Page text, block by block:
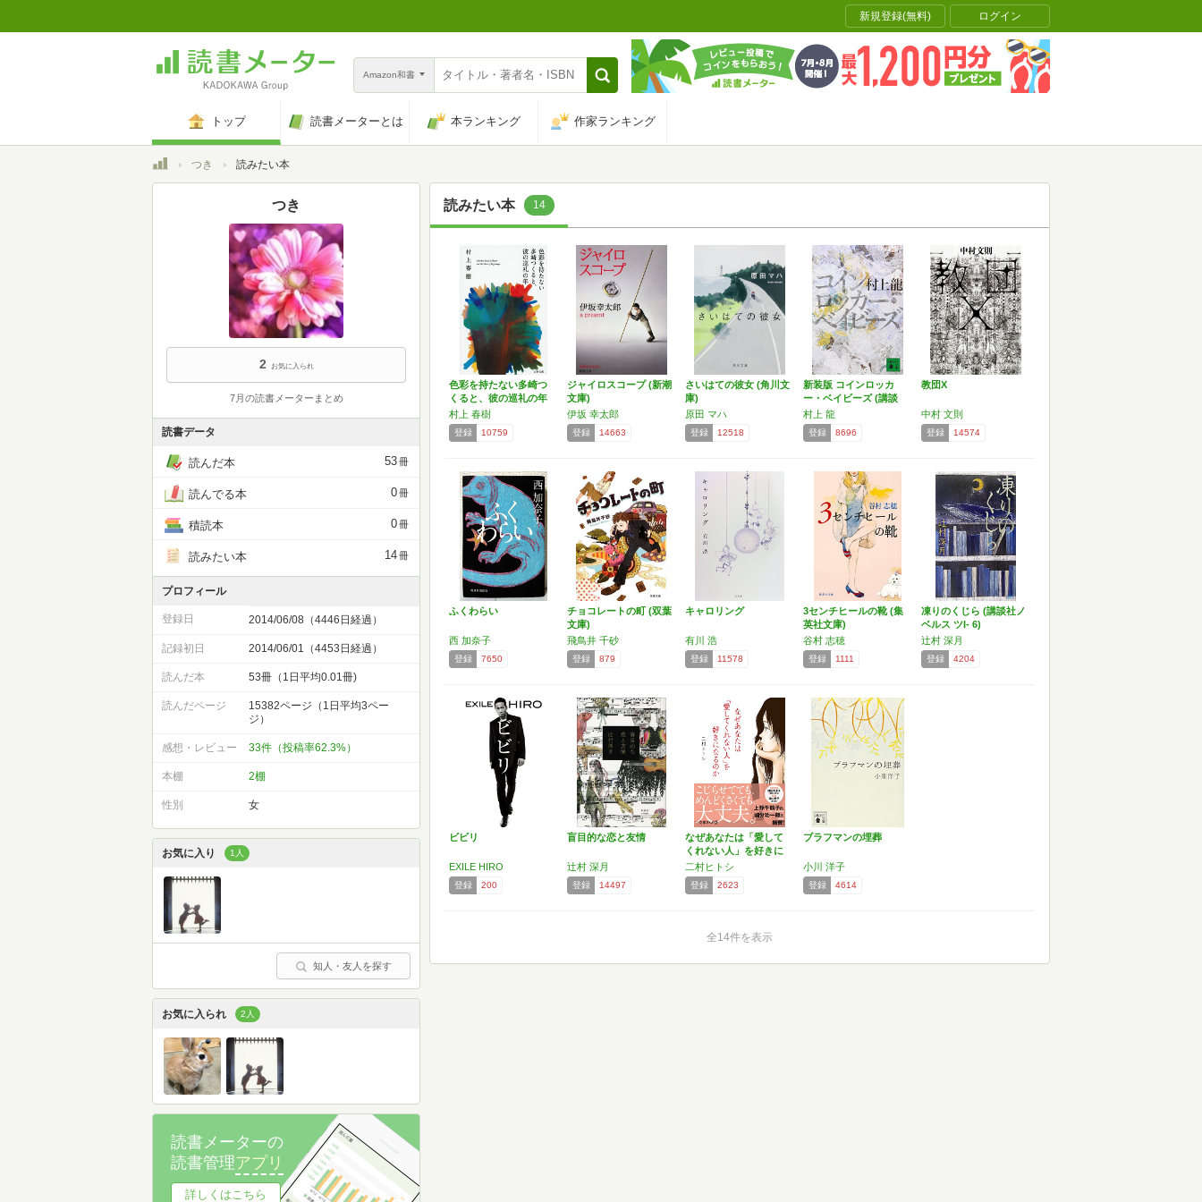
新規登録(無料) ログイン
Amazon和書
トップ 読書メーターとは 本ランキング 作家ランキング
トップつき 読みたい本
読みたい本 14
色彩を持たない多崎つ
くると、彼の巡礼の年
(…
村上 春樹
登録 10759
ジャイロスコープ (新潮
文庫)
伊坂 幸太郎
登録 14663
さいはての彼女 (角川文
庫)
原田 マハ
登録 12518
新装版 コインロッカ
ー・ベイビーズ (講談
社…
村上 龍
登録 8696
教団X
中村 文則
登録 14574
ふくわらい
西 加奈子
登録 7650
チョコレートの町 (双葉
文庫)
飛鳥井 千砂
登録 879
キャロリング
有川 浩
登録 11578
3センチヒールの靴 (集
英社文庫)
谷村 志穂
登録 1111
凍りのくじら (講談社ノ
ベルス ツI- 6)
辻村 深月
登録 4204
ビビリ
EXILE HIRO
登録 200
盲目的な恋と友情
辻村 深月
登録 14497
なぜあなたは「愛して
くれない人」を好きに
なる…
二村ヒトシ
登録 2623
ブラフマンの埋葬
小川 洋子
登録 4614
全14件を表示
つき
2 お気に入られ
7月の読書メーターまとめ
読書データ
読んだ本 53冊
読んでる本 0冊
積読本 0冊
読みたい本 14冊
プロフィール
登録日 2014/06/08（4446日経過）
記録初日 2014/06/01（4453日経過）
読んだ本 53冊（1日平均0.01冊)
読んだページ
15382ページ（1日平均3ペー
ジ）
感想・レビュー 33件（投稿率62.3%）
本棚 2棚
性別 女
お気に入り 1人
知人・友人を探す
お気に入られ 2人
読書メーターの
読書管理アプリ
詳しくはこちら